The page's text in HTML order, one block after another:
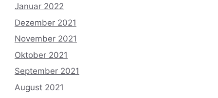
Januar 2022
Dezember 2021
November 2021
Oktober 2021
September 2021
August 2021